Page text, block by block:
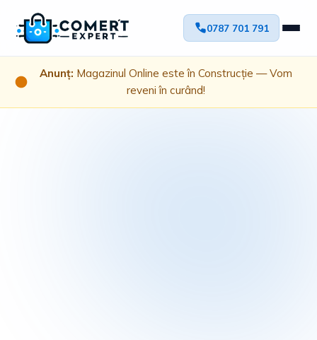
0787 701 791
Anunț: Magazinul Online este în Construcție — Vom
reveni în curând!